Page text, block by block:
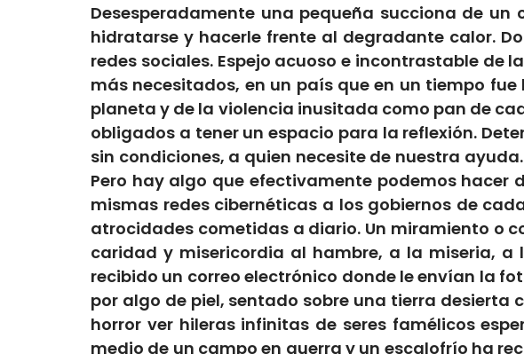
Desesperadamente una pequeña succiona de
hidratarse y hacerle frente al degradante calor.
redes sociales. Espejo acuoso e incontrastable de
más necesitados, en un país que en un tiempo
planeta y de la violencia inusitada como pan de
obligados a tener un espacio para la reflexión.
sin condiciones, a quien necesite de nuestra
Pero hay algo que efectivamente podemos hacer
mismas redes cibernéticas a los gobiernos de
atrocidades cometidas a diario. Un miramiento o
caridad y misericordia al hambre, a la miseria,
recibido un correo electrónico donde le envían la
por algo de piel, sentado sobre una tierra desierta
horror ver hileras infinitas de seres famélicos
medio de un campo en guerra y un escalofrío ha